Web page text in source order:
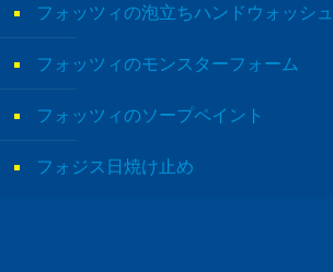
フォッツィの泡立ちハンドウォッシュ
フォッツィのモンスターフォーム
フォッツィのソープペイント
フォジス日焼け止め